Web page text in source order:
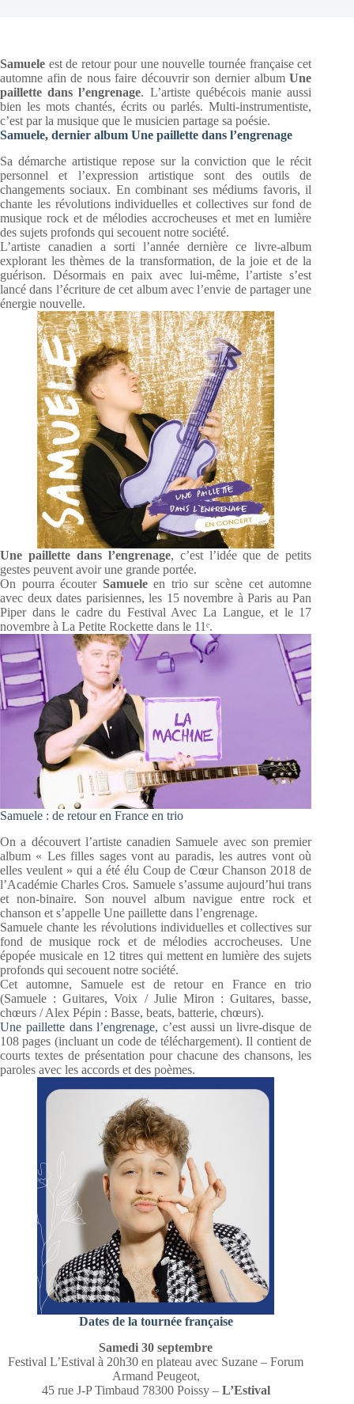
Samuele est de retour pour une nouvelle tournée française cet
automne afin de nous faire découvrir son dernier albumUne
paillette dans l’engrenage. L’artiste québécois manie aussi
bien les mots chantés, écrits ou parlés. Multi-instrumentiste,
c’est par la musique que le musicien partage sa poésie.
Samuele, dernier album Une paillette dans l’engrenage
Sa démarche artistique repose sur la conviction que le récit
personnel et l’expression artistique sont des outils de
changements sociaux. En combinant ses médiums favoris, il
chante les révolutions individuelles et collectives sur fond de
musique rock et de mélodies accrocheuses et met en lumière
des sujets profonds qui secouent notre société.
L’artiste canadien a sorti l’année dernière ce livre-album
explorant les thèmes de la transformation, de la joie et de la
guérison. Désormais en paix avec lui-même, l’artiste s’est
lancé dans l’écriture de cet album avec l’envie de partager une
énergie nouvelle.
Une paillette dans l’engrenage, c’est l’idée que de petits
gestes peuvent avoir une grande portée.
On pourra écouter Samueleen trio sur scène cet automne
avec deux dates parisiennes, les 15 novembre à Paris au Pan
Piper dans le cadre du Festival Avec La Langue, et le 17
novembre à La Petite Rockette dans le 11ᵉ.
Samuele : de retour en France en trio
On a découvert l’artiste canadien Samuele avec son premier
album « Les filles sages vont au paradis, les autres vont où
elles veulent » qui a été élu Coup de Cœur Chanson 2018 de
l’Académie Charles Cros. Samuele s’assume aujourd’hui trans
et non-binaire. Son nouvel album navigue entre rock et
chanson et s’appelle Une paillette dans l’engrenage.
Samuele chante les révolutions individuelles et collectives sur
fond de musique rock et de mélodies accrocheuses. Une
épopée musicale en 12 titres qui mettent en lumière des sujets
profonds qui secouent notre société.
Cet automne, Samuele est de retour en France en trio
(Samuele : Guitares, Voix / Julie Miron : Guitares, basse,
chœurs / Alex Pépin : Basse, beats, batterie, chœurs).
Une paillette dans l’engrenage, c’est aussi un livre-disque de
108 pages (incluant un code de téléchargement). Il contient de
courts textes de présentation pour chacune des chansons, les
paroles avec les accords et des poèmes.
Dates de la tournée française
Samedi 30 septembre
Festival L’Estival à 20h30 en plateau avec Suzane – Forum
Armand Peugeot,
45 rue J-P Timbaud 78300 Poissy – L’Estival